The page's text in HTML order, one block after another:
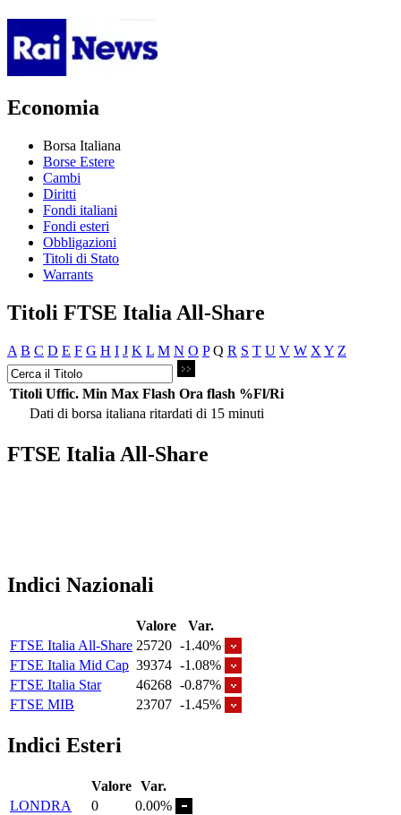
Economia
Borsa Italiana
Borse Estere
Cambi
Diritti
Fondi italiani
Fondi esteri
Obbligazioni
Titoli di Stato
Warrants
Titoli FTSE Italia All-Share
A B C D E F G H I J K L M N O P Q R S T U V W X Y Z
Titoli Uffic. Min Max Flash Ora flash %Fl/Ri
Dati di borsa italiana ritardati di 15 minuti
FTSE Italia All-Share
Indici Nazionali
Valore
Var.
FTSE Italia All-Share 25720 -1.40%
FTSE Italia Mid Cap 39374 -1.08%
FTSE Italia Star
46268 -0.87%
FTSE MIB
23707 -1.45%
Indici Esteri
Valore Var.
LONDRA
0
0.00%